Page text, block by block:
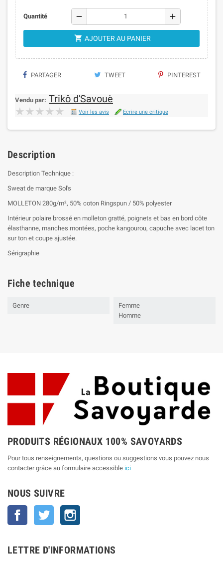
Quantité remove add
 AJOUTER AU PANIER
PARTAGER TWEET PINTEREST
Vendu par: Trikô d'Savouè
★★★★★
★★★★★ Voir les avis Ecrire une critique
Description
Description Technique :
Sweat de marque Sol's
MOLLETON 280g/m², 50% coton Ringspun / 50% polyester
Intérieur polaire brossé en molleton gratté, poignets et bas en bord côte
élasthanne, manches montées, poche kangourou, capuche avec lacet ton
sur ton et coupe ajustée.
Sérigraphie
Fiche technique
Genre
Femme
Homme
PRODUITS RÉGIONAUX 100% SAVOYARDS
Pour tous renseignements, questions ou suggestions vous pouvez nous
contacter grâce au formulaire accessible ici
NOUS SUIVRE
Facebook Twitter
LETTRE D'INFORMATIONS